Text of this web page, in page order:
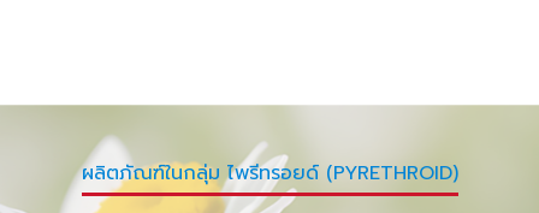
ผลิตภัณฑ์ในกลุ่ม ไพรีทรอยด์ (PYRETHROID)